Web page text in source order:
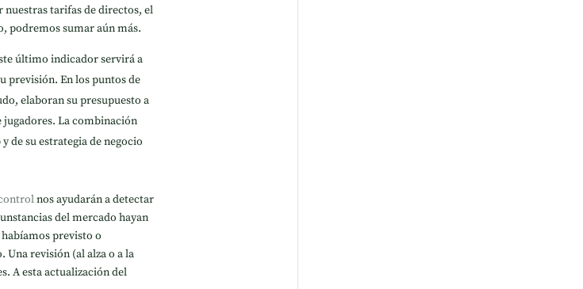
nuestras tarifas de directos, el
podremos sumar aún más.
último indicador servirá a
previsión. En los puntos de
elaboran su presupuesto a
La combinación
de su estrategia de negocio
nos ayudarán a detectar
del mercado hayan
previsto o
Una revisión (al alza o a la
A esta actualización del